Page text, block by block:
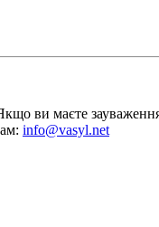
ви маєте
info@vasyl.net